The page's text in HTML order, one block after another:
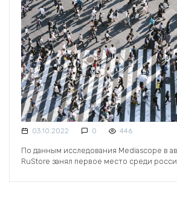
03.10.2022 0 446
По данным исследования Mediascope в
RuStore занял первое место среди